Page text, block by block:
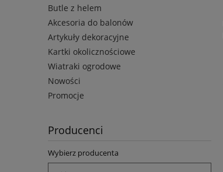
Butle z helem
Akcesoria do balonów
Artykuły dekoracyjne
Kartki okolicznościowe
Wiatraki ogrodowe
Nowości
Promocje
Producenci
Wybierz producenta